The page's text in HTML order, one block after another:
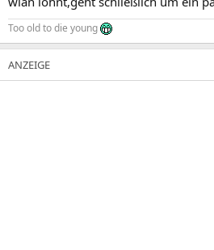
Too old to die young